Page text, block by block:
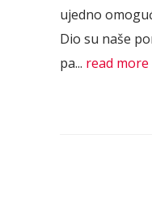
ujedno
Dio su naše
pa... read